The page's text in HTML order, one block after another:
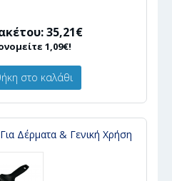
35,21€
1,09€!
στο καλάθι
Δέρματα & Γενική Χρήση